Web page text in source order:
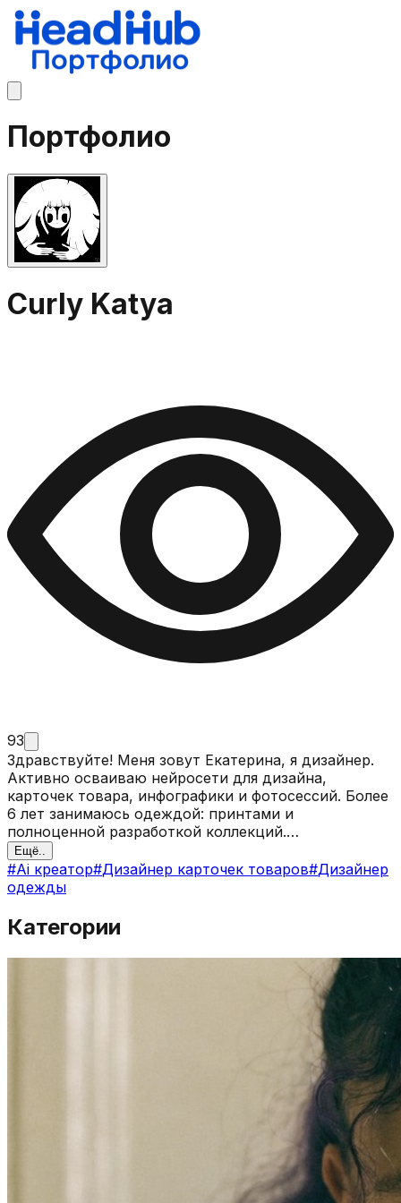
Портфолио
Curly Katya
93
Здравствуйте! Меня зовут Екатерина, я дизайнер.
Активно осваиваю нейросети для дизайна,
карточек товара, инфографики и фотосессий. Более
6 лет занимаюсь одеждой: принтами и
полноценной разработкой коллекций.
Сотрудничество: curlycatiche@
Ещё..
#Ai креатор#Дизайнер карточек товаров#Дизайнер
одежды
Категории